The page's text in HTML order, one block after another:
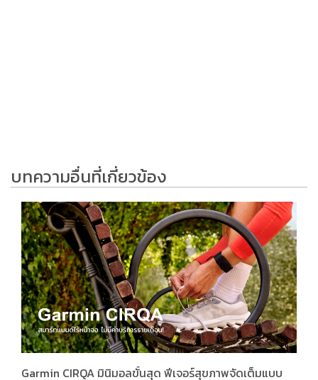
บทความอื่นที่เกี่ยวข้อง
Garmin CIRQA มินิมอลขั้นสุด ฟีเจอร์สุขภาพจัดเต็มแบบ